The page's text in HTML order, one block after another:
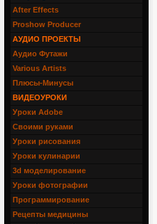
After Effects
Proshow Producer
АУДИО ПРОЕКТЫ
Аудио Футажи
Various Artists
Плюсы-Минусы
ВИДЕОУРОКИ
Уроки Adobe
Своими руками
Уроки рисования
Уроки кулинарии
3d моделирование
Уроки фотографии
Программирование
Рецепты медицины